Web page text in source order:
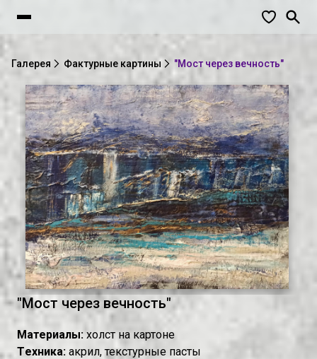
Галерея Фактурные картины "Мост через вечность"
"Мост через вечность"
Материалы: холст на картоне
Tехника: акрил, текстурные пасты